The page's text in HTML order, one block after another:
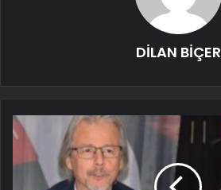
DİLAN BİÇER